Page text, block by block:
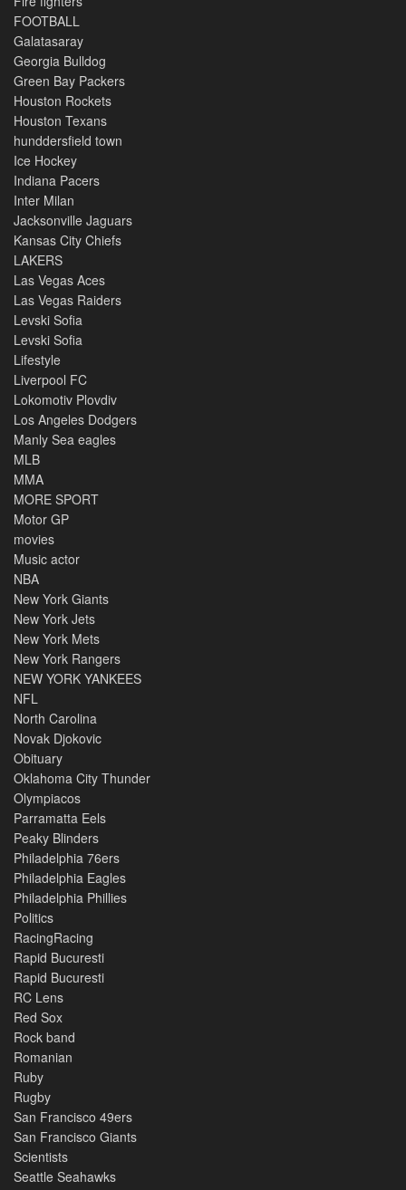
FOOTBALL
Galatasaray
Georgia Bulldog
Green Bay Packers
Houston Rockets
Houston Texans
hunddersfield town
Ice Hockey
Indiana Pacers
Inter Milan
Jacksonville Jaguars
Kansas City Chiefs
LAKERS
Las Vegas Aces
Las Vegas Raiders
Levski Sofia
Levski Sofia
Lifestyle
Liverpool FC
Lokomotiv Plovdiv
Los Angeles Dodgers
Manly Sea eagles
MLB
MMA
MORE SPORT
Motor GP
movies
Music actor
NBA
New York Giants
New York Jets
New York Mets
New York Rangers
NEW YORK YANKEES
NFL
North Carolina
Novak Djokovic
Obituary
Oklahoma City Thunder
Olympiacos
Parramatta Eels
Peaky Blinders
Philadelphia 76ers
Philadelphia Eagles
Philadelphia Phillies
Politics
RacingRacing
Rapid Bucuresti
Rapid Bucuresti
RC Lens
Red Sox
Rock band
Romanian
Ruby
Rugby
San Francisco 49ers
San Francisco Giants
Scientists
Seattle Seahawks